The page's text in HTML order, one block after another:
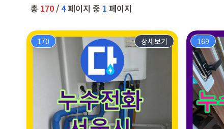
총 170/ 4페이지 중 1 페이지
170 상세보기 169